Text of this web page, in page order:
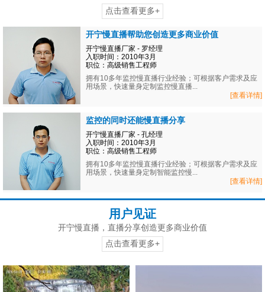
点击查看更多+
开宁慢直播帮助您创造更多商业价值
开宁慢直播厂家 - 罗经理
入职时间：2010年3月
职位：高级销售工程师
拥有10多年监控慢直播行业经验；可根据客户需求及应
用场景，快速量身定制监控慢直播...
[查看详情]
监控的同时还能慢直播分享
开宁慢直播厂家 - 孔经理
入职时间：2010年3月
职位：高级销售工程师
拥有10多年监控慢直播行业经验；可根据客户需求及应
用场景，快速量身定制智能监控慢...
[查看详情]
用户见证
开宁慢直播，直播分享创造更多商业价值
点击查看更多+